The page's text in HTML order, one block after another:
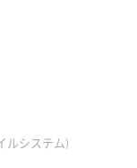
ルシステム)